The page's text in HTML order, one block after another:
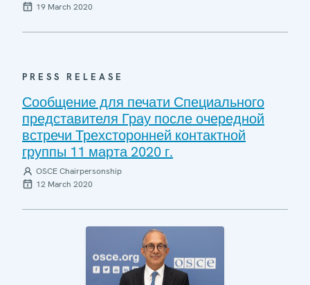
19 March 2020
PRESS RELEASE
Сообщение для печати Специального
представителя Грау после очередной
встречи Трехсторонней контактной
группы 11 марта 2020 г.
OSCE Chairpersonship
12 March 2020